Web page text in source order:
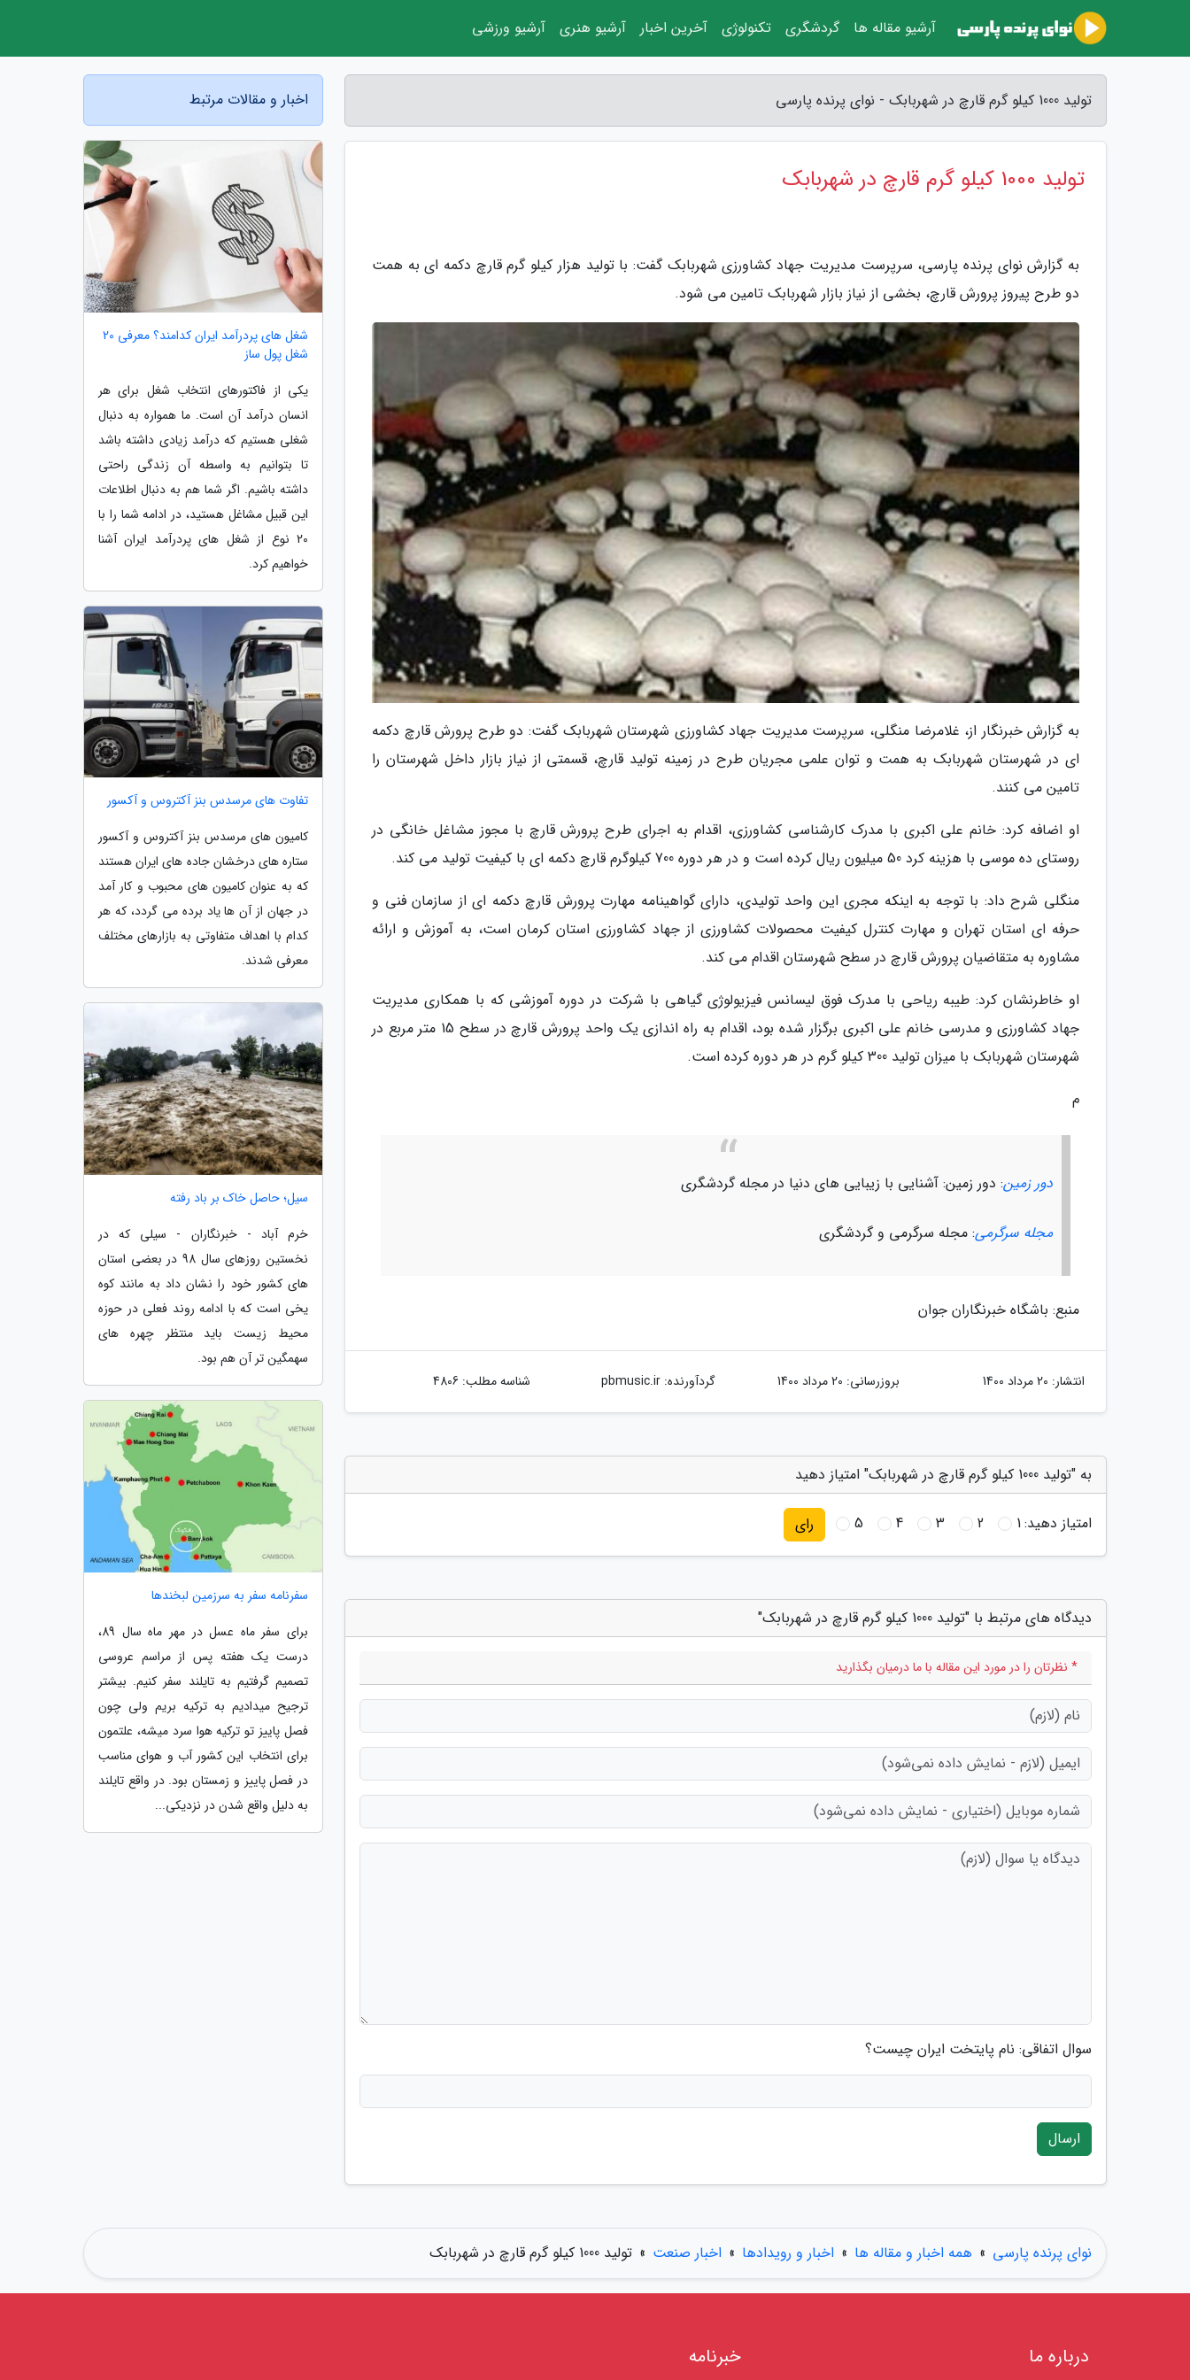
تولید 1000 کیلو گرم قارچ در شهربابک - نوای پرنده پارسی
تولید 1000 کیلو گرم قارچ در شهربابک
به گزارش نوای پرنده پارسی، سرپرست مدیریت جهاد کشاورزی شهربابک گفت: با تولید هزار کیلو گرم قارچ دکمه ای به همت
دو طرح پیروز پرورش قارچ، بخشی از نیاز بازار شهربابک تامین می شود.
به گزارش خبرنگار از، غلامرضا منگلی، سرپرست مدیریت جهاد کشاورزی شهرستان شهربابک گفت: دو طرح پرورش قارچ دکمه
ای در شهرستان شهربابک به همت و توان علمی مجریان طرح در زمینه تولید قارچ، قسمتی از نیاز بازار داخل شهرستان را
تامین می کنند.
او اضافه کرد: خانم علی اکبری با مدرک کارشناسی کشاورزی، اقدام به اجرای طرح پرورش قارچ با مجوز مشاغل خانگی در
روستای ده موسی با هزینه کرد 50 میلیون ریال کرده است و در هر دوره 700 کیلوگرم قارچ دکمه ای با کیفیت تولید می کند.
منگلی شرح داد: با توجه به اینکه مجری این واحد تولیدی، دارای گواهینامه مهارت پرورش قارچ دکمه ای از سازمان فنی و
حرفه ای استان تهران و مهارت کنترل کیفیت محصولات کشاورزی از جهاد کشاورزی استان کرمان است، به آموزش و ارائه
مشاوره به متقاضیان پرورش قارچ در سطح شهرستان اقدام می کند.
او خاطرنشان کرد: طیبه ریاحی با مدرک فوق لیسانس فیزیولوژی گیاهی با شرکت در دوره آموزشی که با همکاری مدیریت
جهاد کشاورزی و مدرسی خانم علی اکبری برگزار شده بود، اقدام به راه اندازی یک واحد پرورش قارچ در سطح 15 متر مربع در
شهرستان شهربابک با میزان تولید 300 کیلو گرم در هر دوره کرده است.
م
دور زمین: دور زمین: آشنایی با زیبایی های دنیا در مجله گردشگری
مجله سرگرمی: مجله سرگرمی و گردشگری
منبع: باشگاه خبرنگاران جوان
انتشار: 20 مرداد 1400 بروزرسانی: 20 مرداد 1400 گردآورنده:pbmusic.ir شناسه مطلب: 4806
به "تولید 1000 کیلو گرم قارچ در شهربابک" امتیاز دهید
امتیاز دهید:1
2
3
4
5 رای
دیدگاه های مرتبط با "تولید 1000 کیلو گرم قارچ در شهربابک"
* نظرتان را در مورد این مقاله با ما درمیان بگذارید
سوال اتفاقی: نام پایتخت ایران چیست؟
ارسال
اخبار و مقالات مرتبط
شغل های پردرآمد ایران کدامند؟ معرفی 20
شغل پول ساز
یکی از فاکتورهای انتخاب شغل برای هر
انسان درآمد آن است. ما همواره به دنبال
شغلی هستیم که درآمد زیادی داشته باشد
تا بتوانیم به واسطه آن زندگی راحتی
داشته باشیم. اگر شما هم به دنبال اطلاعات
این قبیل مشاغل هستید، در ادامه شما را با
20 نوع از شغل های پردرآمد ایران آشنا
خواهیم کرد.
تفاوت های مرسدس بنز آکتروس و آکسور
کامیون های مرسدس بنز آکتروس و آکسور
ستاره های درخشان جاده های ایران هستند
که به عنوان کامیون های محبوب و کار آمد
در جهان از آن ها یاد برده می گردد، که هر
کدام با اهداف متفاوتی به بازارهای مختلف
معرفی شدند.
سیل؛ حاصل خاک بر باد رفته
خرم آباد - خبرنگاران - سیلی که در
نخستین روزهای سال 98 در بعضی استان
های کشور خود را نشان داد به مانند کوه
یخی است که با ادامه روند فعلی در حوزه
محیط زیست باید منتظر چهره های
سهمگین تر آن هم بود.
سفرنامه سفر به سرزمین لبخندها
برای سفر ماه عسل در مهر ماه سال 89،
درست یک هفته پس از مراسم عروسی
تصمیم گرفتیم به تایلند سفر کنیم. بیشتر
ترجیح میدادیم به ترکیه بریم ولی چون
فصل پاییز تو ترکیه هوا سرد میشه، علتمون
برای انتخاب این کشور آب و هوای مناسب
در فصل پاییز و زمستان بود. در واقع تایلند
به دلیل واقع شدن در نزدیکی...
نوای پرنده پارسی » همه اخبار و مقاله ها » اخبار و رویدادها » اخبار صنعت » تولید 1000 کیلو گرم قارچ در شهربابک
آرشیو مقاله ها گردشگری تکنولوژی آخرین اخبار آرشیو هنری آرشیو ورزشی
درباره ما خبرنامه